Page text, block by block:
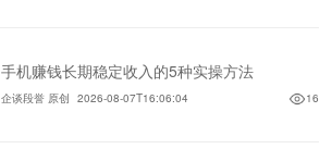
手机赚钱长期稳定收入的5种实操方法
企谈段誉 原创 2026-08-07T16:06:04 16